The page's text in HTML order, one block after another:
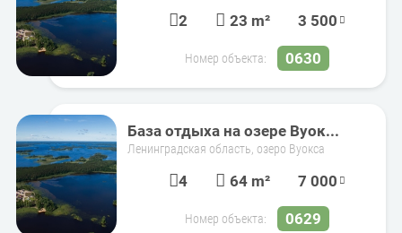
2 23 m² 3 500
Номер объекта: 0630
База отдыха на озере Вуок...
Ленинградская область, озеро Вуокса
4 64 m² 7 000
Номер объекта: 0629